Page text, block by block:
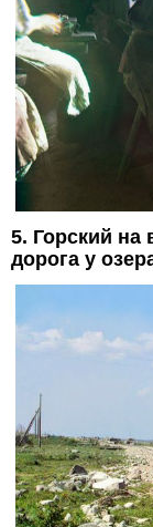
5. Горский на
дорога у